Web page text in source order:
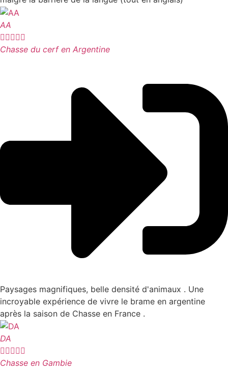
AA

Chasse du cerf en Argentine
Paysages magnifiques, belle densité d'animaux . Une
incroyable expérience de vivre le brame en argentine
après la saison de Chasse en France .
DA

Chasse en Gambie